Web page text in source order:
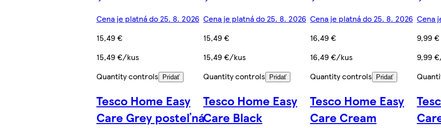
Cena je platná do 25. 8. 2026
15,49 €
15,49 €/kus
Quantity controls
Pridať
Cena je platná do 25. 8. 2026
15,49 €
15,49 €/kus
Quantity controls
Pridať
Cena je platná do 25. 8. 2026
16,49 €
16,49 €/kus
Quantity controls
Pridať
Cena
9,99 €
9,99
Tesco Home Easy
Care Grey posteľná
Tesco Home Easy
Care Black
Tesco Home Easy
Care Cream